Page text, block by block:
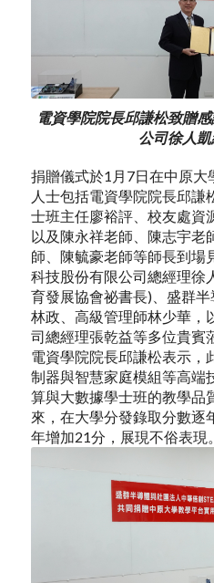
電資學院院長邱謙松致贈
公司徐人凱
捐贈儀式於1月7日在中原大
人士包括電資學院院長邱謙
士班主任廖裕評、校友處資
以及陳永祥老師、陳志宇老
師、陳毓豪老師等師長到場
科技股份有限公司總經理徐
育發展協會祕書長)、盛群
林政、高級管理師林少華，
司總經理張乾益等多位貴賓
電資學院院長邱謙松表示，
制器與智慧家庭模組等高端
算與大數據學士班的教學品
來，在大學分發錄取分數逐
年增加21分，展現不俗表現。